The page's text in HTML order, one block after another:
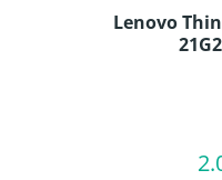
Lenovo
In